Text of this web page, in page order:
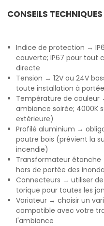
CONSEILS
Indice de protection →
couverte; IP67 pour tout
directe
Tension → 12V ou 24V
toute installation à
Température de couleur
ambiance soirée; 4000K
extérieure)
Profilé aluminium →
poutre bois (prévient la
incendie)
Transformateur étanche
hors de portée des
Connecteurs → utiliser
torique pour toutes les
Variateur → choisir un
compatible avec votre
l'ambiance